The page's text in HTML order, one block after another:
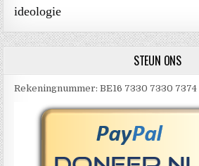
ideologie
STEUN ONS
Rekeningnummer: BE16 7330 7330